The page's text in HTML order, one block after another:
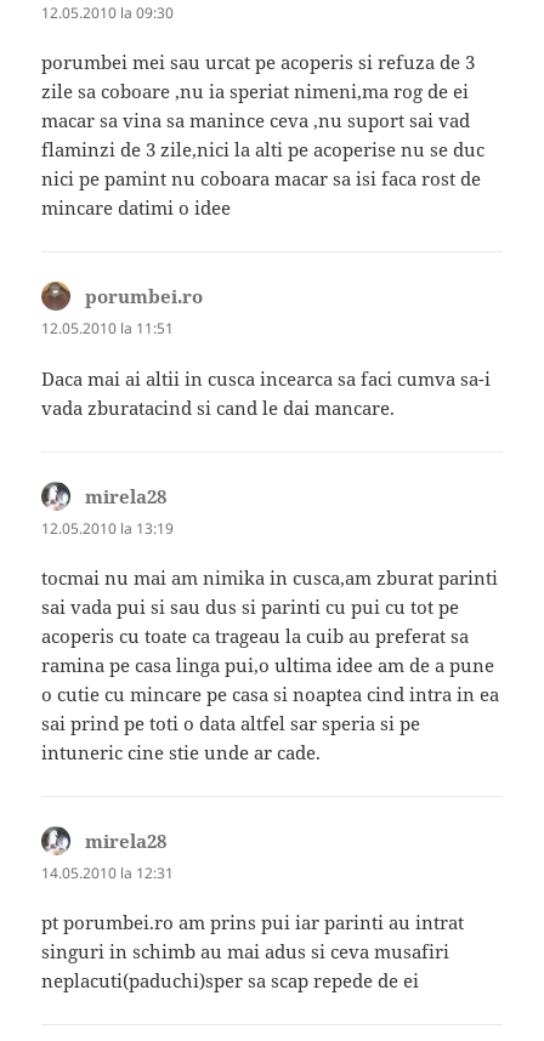
12.05.2010 la 09:30
porumbei mei sau urcat pe acoperis si refuza de 3
zile sa coboare ,nu ia speriat nimeni,ma rog de ei
macar sa vina sa manince ceva ,nu suport sai vad
flaminzi de 3 zile,nici la alti pe acoperise nu se duc
nici pe pamint nu coboara macar sa isi faca rost de
mincare datimi o idee
porumbei.ro
12.05.2010 la 11:51
Daca mai ai altii in cusca incearca sa faci cumva sa-i
vada zburatacind si cand le dai mancare.
mirela28
12.05.2010 la 13:19
tocmai nu mai am nimika in cusca,am zburat parinti
sai vada pui si sau dus si parinti cu pui cu tot pe
acoperis cu toate ca trageau la cuib au preferat sa
ramina pe casa linga pui,o ultima idee am de a pune
o cutie cu mincare pe casa si noaptea cind intra in ea
sai prind pe toti o data altfel sar speria si pe
intuneric cine stie unde ar cade.
mirela28
14.05.2010 la 12:31
pt porumbei.ro am prins pui iar parinti au intrat
singuri in schimb au mai adus si ceva musafiri
neplacuti(paduchi)sper sa scap repede de ei